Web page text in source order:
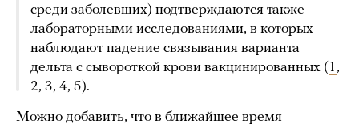
среди заболевших) подтверждаются также
лабораторными исследованиями, в которых
наблюдают падение связывания варианта
дельта с сывороткой крови вакцинированных ( 1 ,
2, 3, 4, 5).
Можно добавить, что в ближайшее время